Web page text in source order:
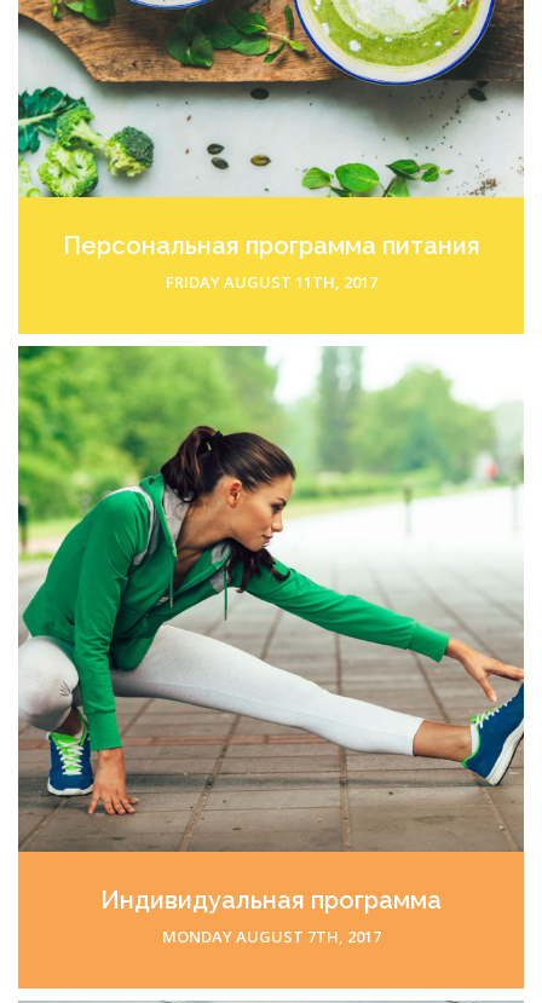
Персональная программа питания
FRIDAY AUGUST 11TH, 2017
Индивидуальная программа
тренировок
MONDAY AUGUST 7TH, 2017